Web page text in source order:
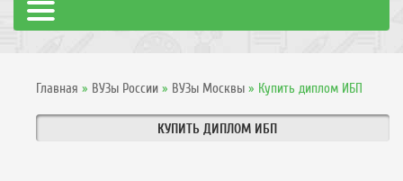
Главная » ВУЗы России » ВУЗы Москвы » Купить диплом ИБП
КУПИТЬ ДИПЛОМ ИБП